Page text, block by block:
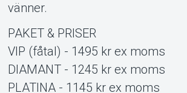
Om Tickster
vänner.
PAKET & PRISER
VIP (fåtal) - 1495 kr ex moms
DIAMANT - 1245 kr ex moms
PLATINA - 1145 kr ex moms